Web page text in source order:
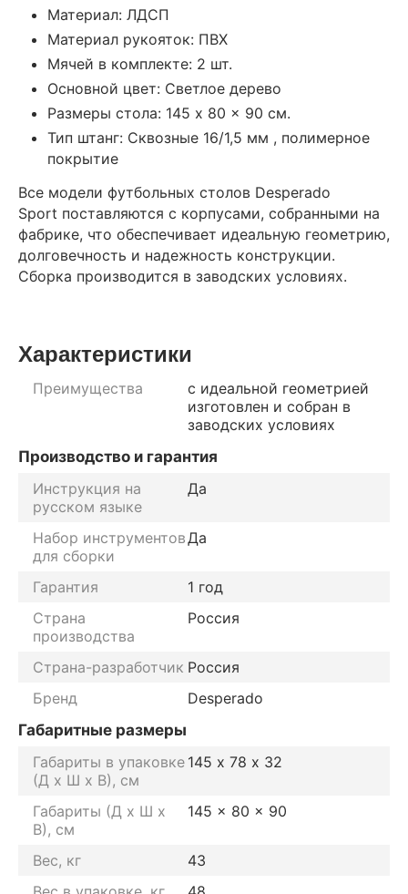
Материал: ЛДСП
Материал рукояток: ПВХ
Мячей в комплекте: 2 шт.
Основной цвет: Светлое дерево
Размеры стола: 145 x 80 x 90 см.
Тип штанг: Сквозные 16/1,5 мм , полимерное
покрытие
Все модели футбольных столов Desperado
Sport поставляются с корпусами, собранными на
фабрике, что обеспечивает идеальную геометрию,
долговечность и надежность конструкции.
Сборка производится в заводских условиях.
Характеристики
Преимущества
с идеальной геометрией
изготовлен и собран в
заводских условиях
Производство и гарантия
Инструкция на
русском языке
Да
Набор инструментов
для сборки
Да
Гарантия
1 год
Страна
производства
Россия
Страна-разработчик Россия
Бренд
Desperado
Габаритные размеры
Габариты в упаковке
(Д х Ш х В), см
145 х 78 х 32
Габариты (Д х Ш х
В), см
145 x 80 x 90
Вес, кг
43